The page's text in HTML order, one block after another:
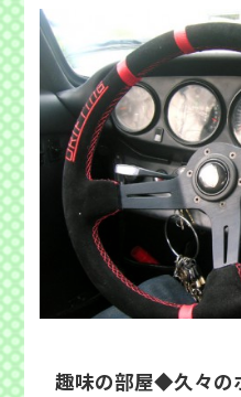
趣味の部屋◆久々の